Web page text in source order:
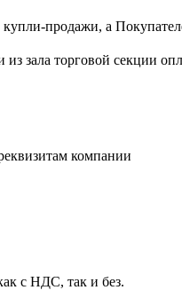
продажи, a
зала торговой секции
компании
с НДС, так и без.